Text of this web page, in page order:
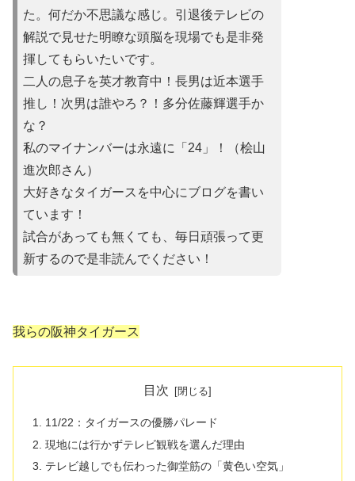
た。何だか不思議な感じ。引退後テレビの
解説で見せた明瞭な頭脳を現場でも是非発
揮してもらいたいです。
二人の息子を英才教育中！長男は近本選手
推し！次男は誰やろ？！多分佐藤輝選手か
な？
私のマイナンバーは永遠に「24」！（桧山
進次郎さん）
大好きなタイガースを中心にブログを書い
ています！
試合があって も無くても、毎日頑張って更
新するので是非読んでください！
我らの阪神タイガース
目次
11/22：タイガースの優勝パレード
現地には行かずテレビ観戦を選んだ理由
テレビ越しでも伝わった御堂筋の「黄色い空気」